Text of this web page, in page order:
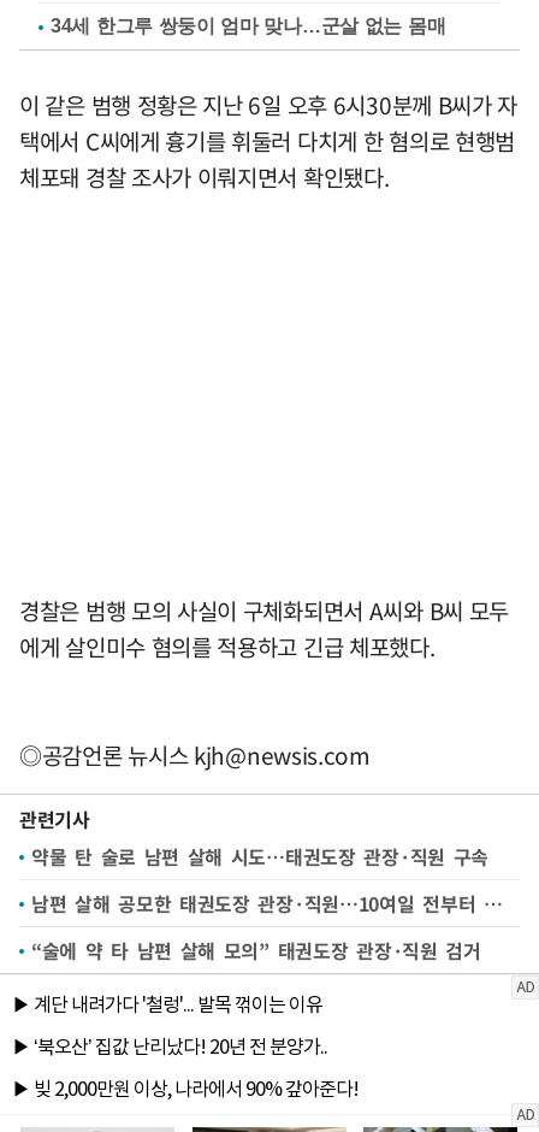
34세 한그루 쌍둥이 엄마 맞나…군살 없는 몸매
이 같은 범행 정황은 지난 6일 오후 6시30분께 B씨가 자
택에서 C씨에게 흉기를 휘둘러 다치게 한 혐의로 현행범
체포돼 경찰 조사가 이뤄지면서 확인됐다.
경찰은 범행 모의 사실이 구체화되면서 A씨와 B씨 모두
에게 살인미수 혐의를 적용하고 긴급 체포했다.
◎공감언론 뉴시스kjh@newsis.com
관련기사
약물 탄 술로 남편 살해 시도…태권도장 관장·직원 구속
남편 살해 공모한 태권도장 관장·직원…10여일 전부터 범행 시도
“술에 약 타 남편 살해 모의” 태권도장 관장·직원 검거